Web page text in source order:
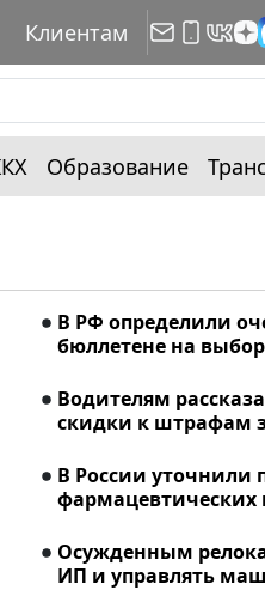
Клиентам
Образование
В РФ определили
бюллетене на
Водителям
скидки к штрафам
В России уточнили
фармацевтических
Осужденным
ИП и управлять